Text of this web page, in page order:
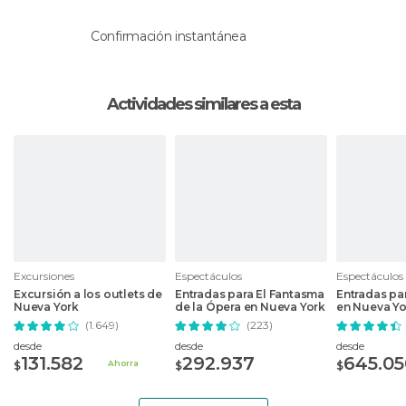
Confirmación instantánea
Actividades similares a esta
Excursiones
Excursión a los outlets de
Nueva York
(1.649)
desde
$131.582 Ahorra
Espectáculos
Entradas para El Fantasma
de la Ópera en Nueva York
(223)
desde
$292.937
Espectáculos
Entradas
en Nueva
desde
$